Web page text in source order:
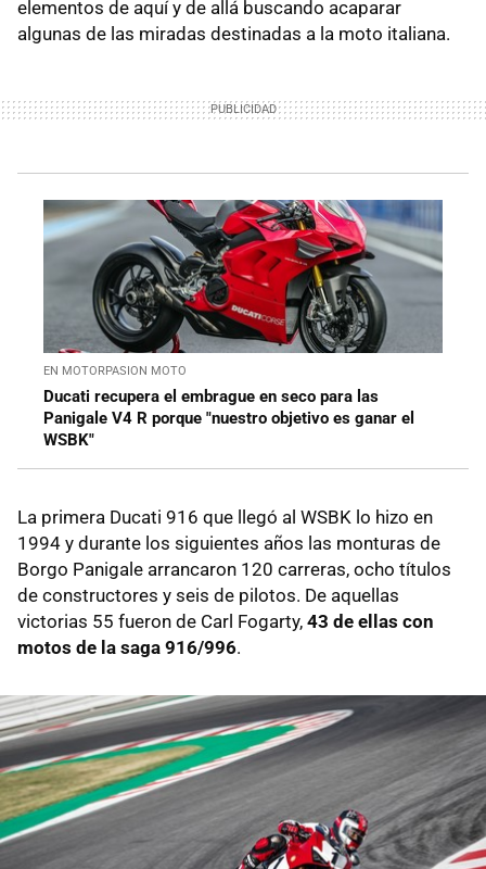
elementos de aquí y de allá buscando acaparar
algunas de las miradas destinadas a la moto italiana.
EN MOTORPASION MOTO
Ducati recupera el embrague en seco para las
Panigale V4 R porque "nuestro objetivo es ganar el
WSBK"
La primera Ducati 916 que llegó al WSBK lo hizo en
1994 y durante los siguientes años las monturas de
Borgo Panigale arrancaron 120 carreras, ocho títulos
de constructores y seis de pilotos. De aquellas
victorias 55 fueron de Carl Fogarty, 43 de ellas con
motos de la saga 916/996.